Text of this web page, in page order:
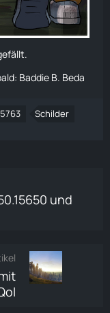
Baddie B. Beda
Schilder
und